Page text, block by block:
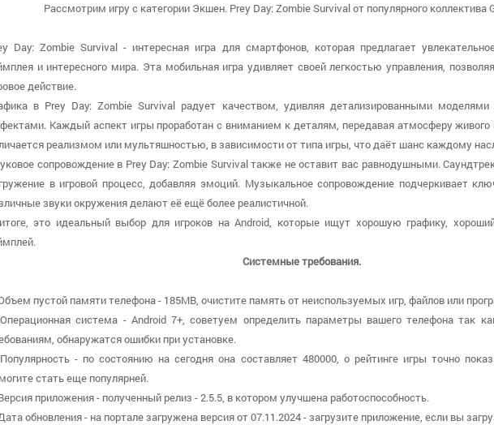
Рассмотрим игру с категории Экшен. Prey Day: Zombie Survival от популярного коллектива
Day: Zombie Survival - интересная игра для смартфонов, которая предлагает
и интересного мира. Эта мобильная игра удивляет своей легкостью управления,
действие.
в Prey Day: Zombie Survival радует качеством, удивляя детализированными
Каждый аспект игры проработан с вниманием к деталям, передавая атмосферу
реализмом или мультяшностью, в зависимости от типа игры, что даёт шанс каждому
сопровождение в Prey Day: Zombie Survival также не оставит вас равнодушными.
в игровой процесс, добавляя эмоций. Музыкальное сопровождение подчеркивает
звуки окружения делают её ещё более реалистичной.
это идеальный выбор для игроков на Android, которые ищут хорошую графику,
Системные требования.
пустой памяти телефона - 185MB, очистите память от неиспользуемых игр, файлов или
система - Android 7+, советуем определить параметры вашего телефона так
обнаружатся ошибки при установке.
- по состоянию на сегодня она составляет 480000, о рейтинге игры точно
стать еще популярней.
приложения - полученный релиз - 2.5.5, в котором улучшена работоспособность.
обновления - на портале загружена версия от 07.11.2024 - загрузите приложение, если вы